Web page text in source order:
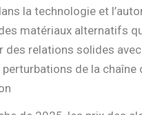
la technologie et
matériaux alternatifs
des relations solides
de la chaîne